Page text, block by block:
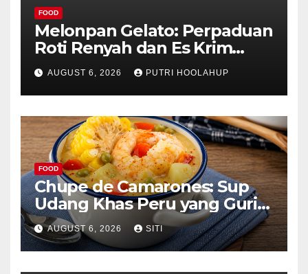
FOOD
Melonpan Gelato: Perpaduan
Roti Renyah dan Es Krim
Lembut yang Menggoda
AUGUST 6, 2026 PUTRI HOOLAHUP
FOOD
Chupe de Camarones: Sup
Udang Khas Peru yang Gurih
Lezat
AUGUST 6, 2026 SITI